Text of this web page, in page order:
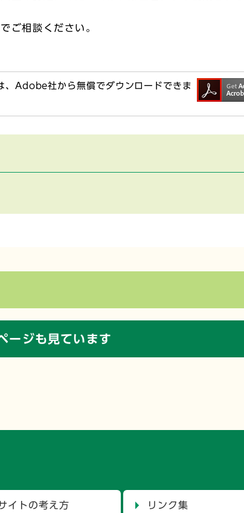
ご相談ください。
Adobe社から無償でダウンロードできま
ージも見ています
イトの考え方 リンク集